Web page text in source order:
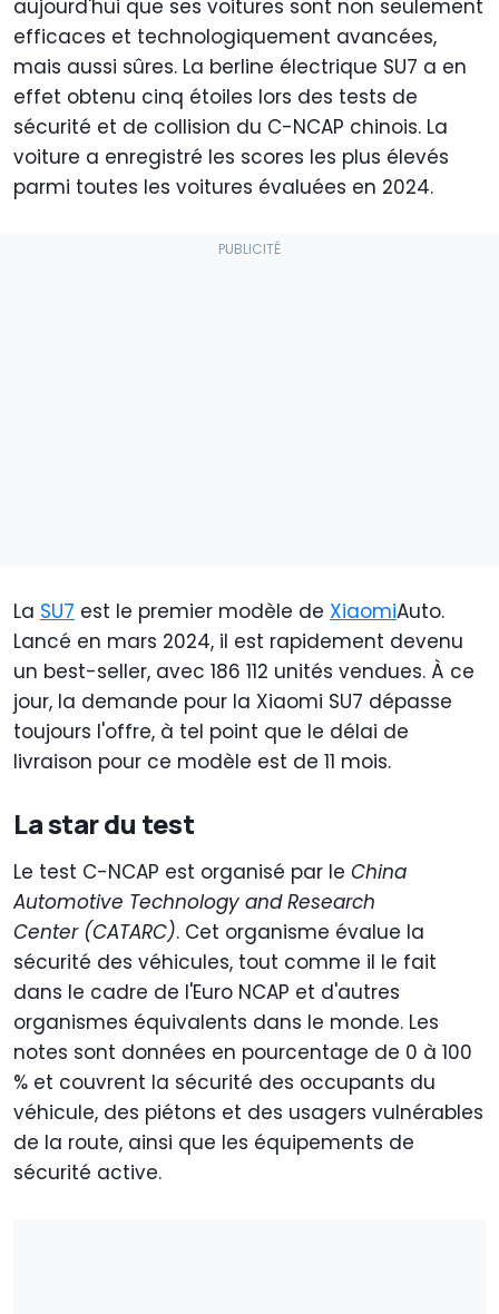
aujourd'hui que ses voitures sont non seulement
efficaces et technologiquement avancées,
mais aussi sûres. La berline électrique SU7 a en
effet obtenu cinq étoiles lors des tests de
sécurité et de collision du C-NCAP chinois. La
voiture a enregistré les scores les plus élevés
parmi toutes les voitures évaluées en 2024.
La SU7 est le premier modèle de XiaomiAuto.
Lancé en mars 2024, il est rapidement devenu
un best-seller, avec 186 112 unités vendues. À ce
jour, la demande pour la Xiaomi SU7 dépasse
toujours l'offre, à tel point que le délai de
livraison pour ce modèle est de 11 mois.
La star du test
Le test C-NCAP est organisé par le China
Automotive Technology and Research
Center (CATARC). Cet organisme évalue la
sécurité des véhicules, tout comme il le fait
dans le cadre de l'Euro NCAP et d'autres
organismes équivalents dans le monde. Les
notes sont données en pourcentage de 0 à 100
% et couvrent la sécurité des occupants du
véhicule, des piétons et des usagers vulnérables
de la route, ainsi que les équipements de
sécurité active.